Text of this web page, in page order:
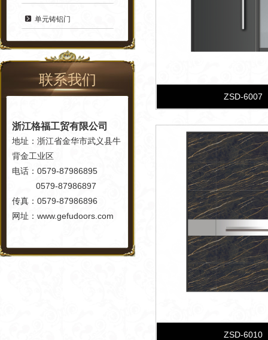
单元铸铝门
联系我们
浙江格福工贸有限公司
地址：浙江省金华市武义县牛
背金工业区
电话：0579-87986895
0579-87986897
传真：0579-87986896
网址：www.gefudoors.com
ZSD-6007
ZSD-6010